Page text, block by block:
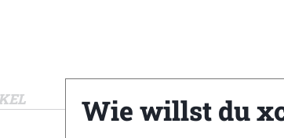
Wie willst du